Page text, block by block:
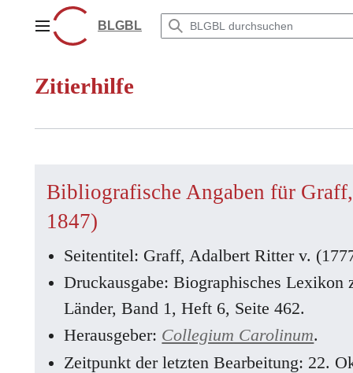
springenHauptmenüBLGBL
Zitierhilfe
Bibliografische Angaben für
1847)
Seitentitel: Graff, Adalbert Ritter v.
Druckausgabe: Biographisches Lexikon
Länder, Band 1, Heft 6, Seite 462.
Herausgeber: Collegium Carolinum.
Zeitpunkt der letzten Bearbeitung: 22.